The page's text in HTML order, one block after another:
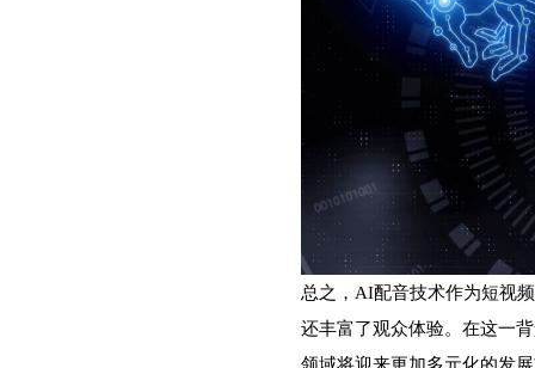
总之，AI配音技术作为短视
还丰富了观众体验。在这一
领域将迎来更加多元化的发